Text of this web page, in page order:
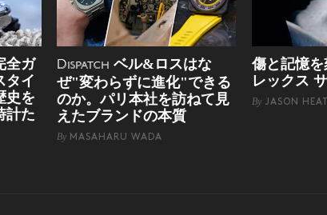
全ガ
タイ
史を
計た
Dispatch ベル&ロスはな
ぜ"変わらずに進化"できる
のか。パリ本社を訪ねて見
えたブランドの本質
By MASAHARU WADA
傷と記憶
レックス
ByJASON